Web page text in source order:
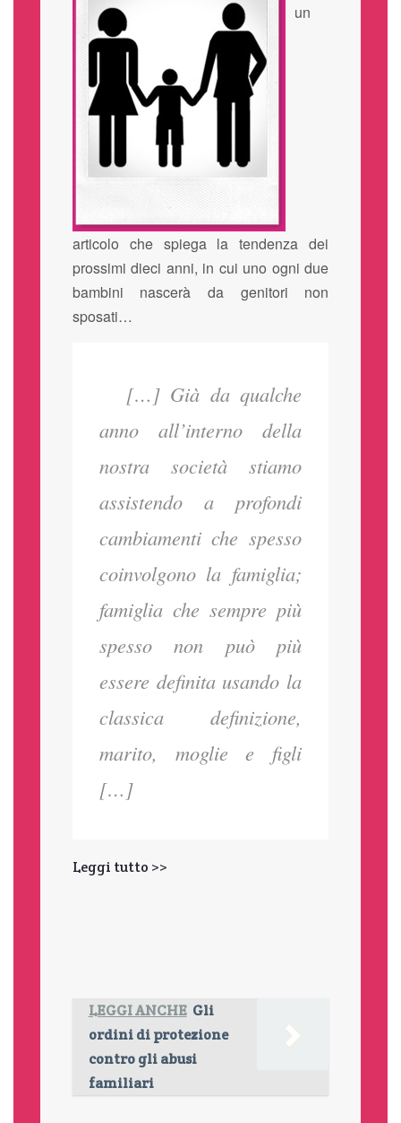
un
articolo che spiega la tendenza dei
prossimi dieci anni, in cui uno ogni due
bambini nascerà da genitori non
sposati…
[…] Già da qualche
anno all’interno della
nostra società stiamo
assistendo a profondi
cambiamenti che spesso
coinvolgono la famiglia;
famiglia che sempre più
spesso non può più
essere definita usando la
classica definizione,
marito, moglie e figli
[…]
Leggi tutto >>
LEGGI ANCHE Gli
ordini di protezione
contro gli abusi
familiari